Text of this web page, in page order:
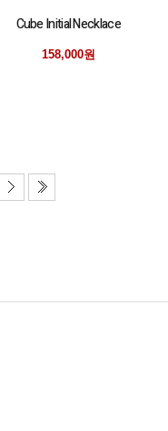
Cube Initial Necklace
158,000원